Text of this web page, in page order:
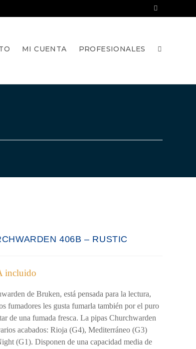
MI CUENTA PROFESIONALES
406B – RUSTIC
incluido
de Bruken, está pensada para la lectura,
fumadores les gusta fumarla también por el puro
de una fumada fresca. La pipas Churchwarden
acabados: Rioja (G4), Mediterráneo (G3)
(G1). Disponen de una capacidad media de